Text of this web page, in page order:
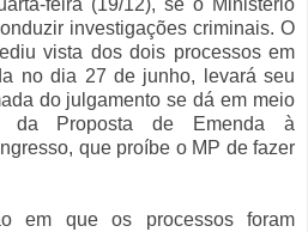
feira (19/12), se o Ministério
investigações criminais. O
vista dos dois processos em
no dia 27 de junho, levará seu
do julgamento se dá em meio
da Proposta de Emenda à
que proíbe o MP de fazer
em que os processos foram